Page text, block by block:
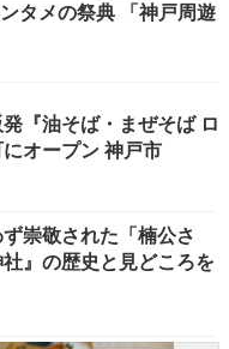
タメの祭典 「神戸周遊
『油そば・まぜそば ロ
オープン 神戸市
崇敬された「楠公さ
』の歴史と見どころを